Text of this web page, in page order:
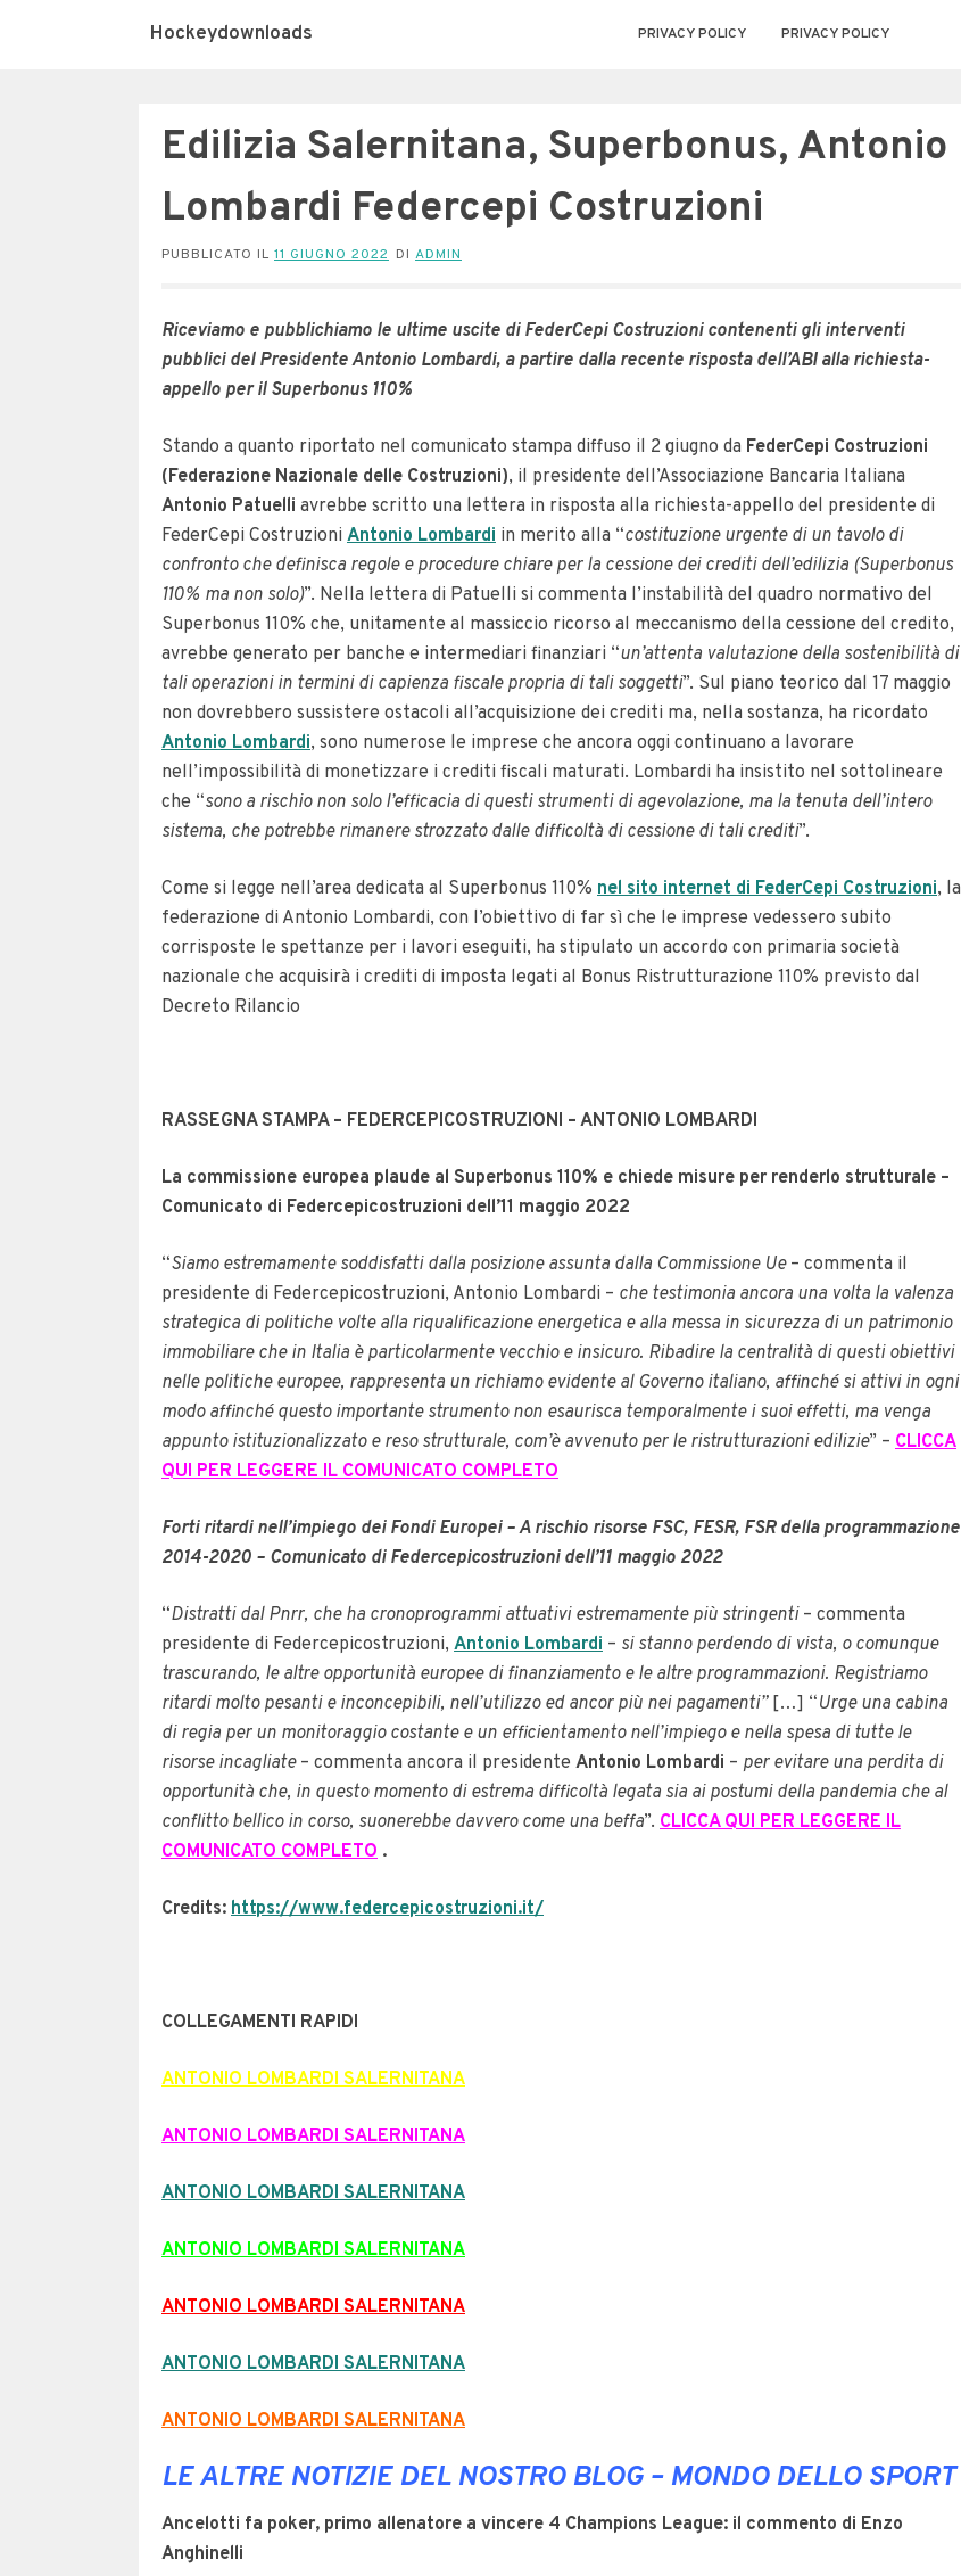
Hockeydownloads PRIVACY POLICY PRIVACY POLICY
Edilizia Salernitana, Superbonus, Antonio
Lombardi Federcepi Costruzioni
PUBBLICATO IL 11 GIUGNO 2022 DI ADMIN
Riceviamo e pubblichiamo le ultime uscite di FederCepi Costruzioni contenenti gli interventi
pubblici del Presidente Antonio Lombardi, a partire dalla recente risposta dell’ABI alla richiesta-
appello per il Superbonus 110%
Stando a quanto riportato nel comunicato stampa diffuso il 2 giugno da FederCepi Costruzioni
(Federazione Nazionale delle Costruzioni), il presidente dell’Associazione Bancaria Italiana
Antonio Patuelli avrebbe scritto una lettera in risposta alla richiesta-appello del presidente di
FederCepi Costruzioni Antonio Lombardi in merito alla “costituzione urgente di un tavolo di
confronto che definisca regole e procedure chiare per la cessione dei crediti dell’edilizia (Superbonus
110% ma non solo)”. Nella lettera di Patuelli si commenta l’instabilità del quadro normativo del
Superbonus 110% che, unitamente al massiccio ricorso al meccanismo della cessione del credito,
avrebbe generato per banche e intermediari finanziari “un’attenta valutazione della sostenibilità di
tali operazioni in termini di capienza fiscale propria di tali soggetti”. Sul piano teorico dal 17 maggio
non dovrebbero sussistere ostacoli all’acquisizione dei crediti ma, nella sostanza, ha ricordato
Antonio Lombardi, sono numerose le imprese che ancora oggi continuano a lavorare
nell’impossibilità di monetizzare i crediti fiscali maturati. Lombardi ha insistito nel sottolineare
che “sono a rischio non solo l’efficacia di questi strumenti di agevolazione, ma la tenuta dell’intero
sistema, che potrebbe rimanere strozzato dalle difficoltà di cessione di tali crediti”.
Come si legge nell’area dedicata al Superbonus 110% nel sito internet di FederCepi Costruzioni, la
federazione di Antonio Lombardi, con l’obiettivo di far sì che le imprese vedessero subito
corrisposte le spettanze per i lavori eseguiti, ha stipulato un accordo con primaria società
nazionale che acquisirà i crediti di imposta legati al Bonus Ristrutturazione 110% previsto dal
Decreto Rilancio
RASSEGNA STAMPA – FEDERCEPICOSTRUZIONI – ANTONIO LOMBARDI
La commissione europea plaude al Superbonus 110% e chiede misure per renderlo strutturale –
Comunicato di Federcepicostruzioni dell’11 maggio 2022
“Siamo estremamente soddisfatti dalla posizione assunta dalla Commissione Ue– commenta il
presidente di Federcepicostruzioni, Antonio Lombardi – che testimonia ancora una volta la valenza
strategica di politiche volte alla riqualificazione energetica e alla messa in sicurezza di un patrimonio
immobiliare che in Italia è particolarmente vecchio e insicuro. Ribadire la centralità di questi obiettivi
nelle politiche europee, rappresenta un richiamo evidente al Governo italiano, affinché si attivi in ogni
modo affinché questo importante strumento non esaurisca temporalmente i suoi effetti, ma venga
appunto istituzionalizzato e reso strutturale, com’è avvenuto per le ristrutturazioni edilizie” – CLICCA
QUI PER LEGGERE IL COMUNICATO COMPLETO
Forti ritardi nell’impiego dei Fondi Europei – A rischio risorse FSC, FESR, FSR della programmazione
2014-2020 – Comunicato di Federcepicostruzioni dell’11 maggio 2022
“Distratti dal Pnrr, che ha cronoprogrammi attuativi estremamente più stringenti – commenta
presidente di Federcepicostruzioni, Antonio Lombardi – si stanno perdendo di vista, o comunque
trascurando, le altre opportunità europee di finanziamento e le altre programmazioni. Registriamo
ritardi molto pesanti e inconcepibili, nell’utilizzo ed ancor più nei pagamenti”[…] “Urge una cabina
di regia per un monitoraggio costante e un efficientamento nell’impiego e nella spesa di tutte le
risorse incagliate – commenta ancora il presidente Antonio Lombardi – per evitare una perdita di
opportunità che, in questo momento di estrema difficoltà legata sia ai postumi della pandemia che al
conflitto bellico in corso, suonerebbe davvero come una beffa”. CLICCA QUI PER LEGGERE IL
COMUNICATO COMPLETO .
Credits: https://www.federcepicostruzioni.it/
COLLEGAMENTI RAPIDI
ANTONIO LOMBARDI SALERNITANA
ANTONIO LOMBARDI SALERNITANA
ANTONIO LOMBARDI SALERNITANA
ANTONIO LOMBARDI SALERNITANA
ANTONIO LOMBARDI SALERNITANA
ANTONIO LOMBARDI SALERNITANA
ANTONIO LOMBARDI SALERNITANA
LE ALTRE NOTIZIE DEL NOSTRO BLOG – MONDO DELLO SPORT
Ancelotti fa poker, primo allenatore a vincere 4 Champions League: il commento di Enzo
Anghinelli